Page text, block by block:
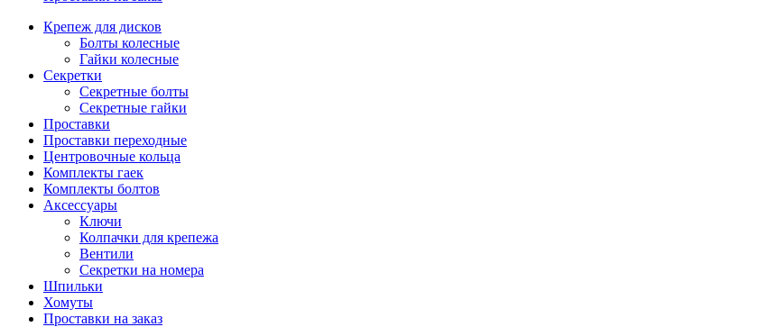
Крепеж для дисков
Болты колесные
Гайки колесные
Секретки
Секретные болты
Секретные гайки
Проставки
Проставки переходные
Центровочные кольца
Комплекты гаек
Комплекты болтов
Аксессуары
Ключи
Колпачки для крепежа
Вентили
Секретки на номера
Шпильки
Хомуты
Проставки на заказ